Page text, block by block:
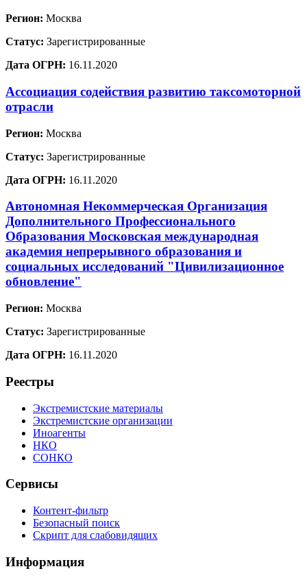
Регион: Москва
Статус: Зарегистрированные
Дата ОГРН: 16.11.2020
Ассоциация содействия развитию таксомоторной
отрасли
Регион: Москва
Статус: Зарегистрированные
Дата ОГРН: 16.11.2020
Автономная Некоммерческая Организация
Дополнительного Профессионального
Образования Московская международная
академия непрерывного образования и
социальных исследований "Цивилизационное
обновление"
Регион: Москва
Статус: Зарегистрированные
Дата ОГРН: 16.11.2020
Реестры
Экстремистские материалы
Экстремистские организации
Иноагенты
НКО
СОНКО
Сервисы
Контент-фильтр
Безопасный поиск
Скрипт для слабовидящих
Информация